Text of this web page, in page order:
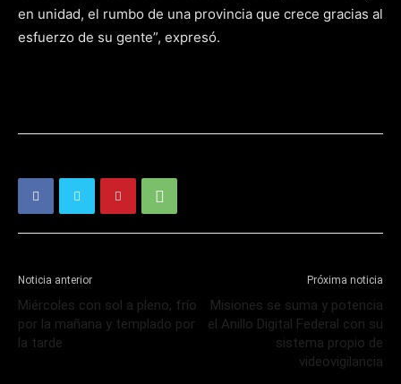
en unidad, el rumbo de una provincia que crece gracias al
esfuerzo de su gente”, expresó.
Noticia anterior
Miércoles con sol a pleno, frío
por la mañana y templado por
la tarde
Próxima noticia
Misiones se suma y potencia
el Anillo Digital Federal con su
sistema propio de
videovigilancia